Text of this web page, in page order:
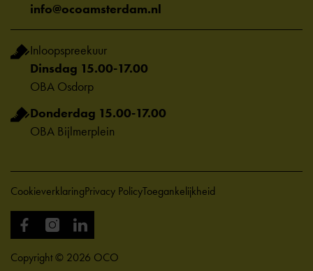
info@ocoamsterdam.nl
Inloopspreekuur
Dinsdag 15.00-17.00
OBA Osdorp
Donderdag 15.00-17.00
OBA Bijlmerplein
Copyright © 2026 OCO
CookieverklaringPrivacy PolicyToegankelijkheid